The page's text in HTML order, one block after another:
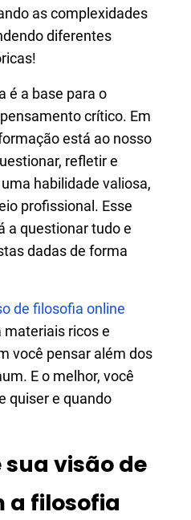
as complexidades
diferentes
é a base para o
crítico. Em
está ao nosso
refletir e
habilidade valiosa,
profissional. Esse
a questionar tudo e
dadas de forma
de filosofia online
materiais ricos e
você pensar além dos
E o melhor, você
quiser e quando
visão de
a filosofia